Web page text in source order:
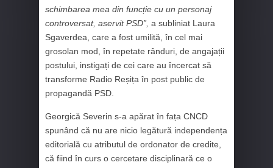
schimbarea mea din funcție cu un personaj
controversat, aservit PSD”, a subliniat Laura
Sgaverdea, care a fost umilită, în cel mai
grosolan mod, în repetate rânduri, de angajații
postului, instigați de cei care au încercat să
transforme Radio Reșița în post public de
propagandă PSD.
Georgică Severin s-a apărat în fața CNCD
spunând că nu are nicio legătură independența
editorială cu atributul de ordonator de credite,
că fiind în curs o cercetare disciplinară ce o